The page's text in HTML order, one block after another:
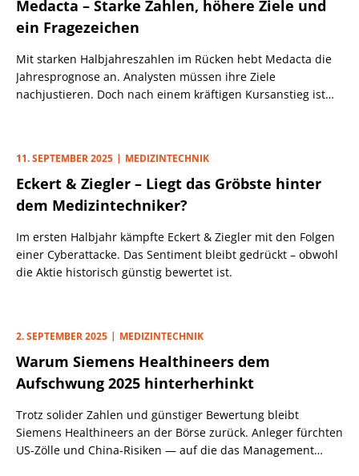
Medacta – Starke Zahlen, höhere Ziele und
ein Fragezeichen
Mit starken Halbjahreszahlen im Rücken hebt Medacta die
Jahresprognose an. Analysten müssen ihre Ziele
nachjustieren. Doch nach einem kräftigen Kursanstieg ist
11. SEPTEMBER 2025 MEDIZINTECHNIK
Eckert & Ziegler – Liegt das Gröbste hinter
dem Medizintechniker?
Im ersten Halbjahr kämpfte Eckert & Ziegler mit den Folgen
einer Cyberattacke. Das Sentiment bleibt gedrückt – obwohl
die Aktie historisch günstig bewertet ist.
2. SEPTEMBER 2025 MEDIZINTECHNIK
Warum Siemens Healthineers dem
Aufschwung 2025 hinterherhinkt
Trotz solider Zahlen und günstiger Bewertung bleibt
Siemens Healthineers an der Börse zurück. Anleger fürchten
US-Zölle und China-Risiken — auf die das Management